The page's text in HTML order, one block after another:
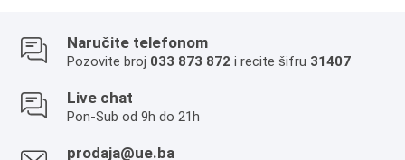
Naručite telefonom
Pozovite broj 033 873 872 i recite šifru 31407
Live chat
Pon-Sub od 9h do 21h
prodaja@ue.ba